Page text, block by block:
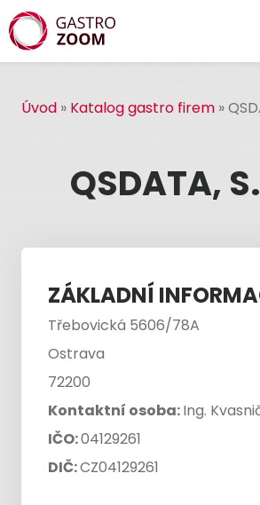
Úvod » Katalog gastro firem »
QSDATA,
ZÁKLADNÍ
Třebovická 5606/78A
Ostrava
72200
Kontaktní osoba:Ing.
IČO:04129261
DIČ:CZ04129261